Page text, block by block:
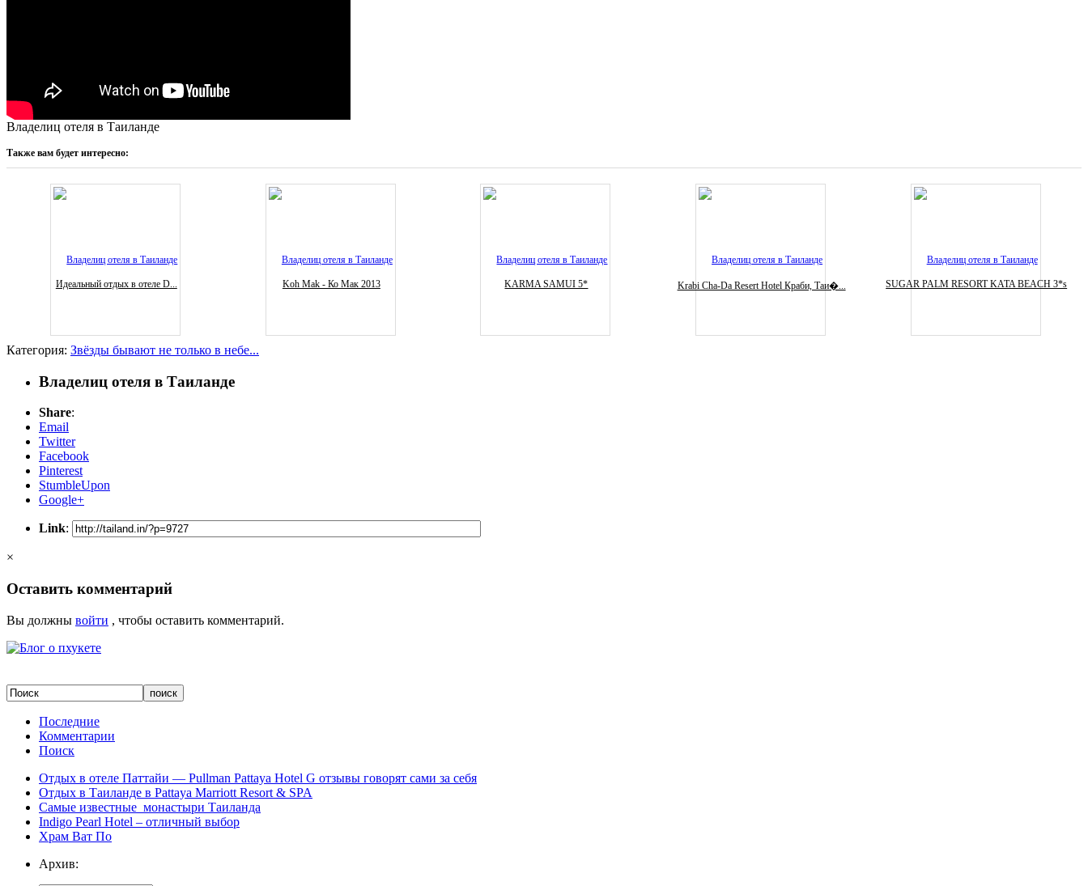
Владелиц отеля в Таиланде
Также вам будет интересно:
Идеальный отдых в отеле D... Koh Mak - Ко Мак 2013 KARMA SAMUI 5* Krabi Cha-Da Resert Hotel Краби, Таи�... SUGAR PALM RESORT KATA BEACH 3*s
Категория: Звёзды бывают не только в небе...
Владелиц отеля в Таиланде
Share:
Email
Twitter
Facebook
Pinterest
StumbleUpon
Google+
Link:
×
Оставить комментарий
Вы должны войти , чтобы оставить комментарий.
Последние
Комментарии
Поиск
Отдых в отеле Паттайи — Pullman Pattaya Hotel G отзывы говорят сами за себя
Отдых в Таиланде в Pattaya Marriott Resort & SPA
Самые известные монастыри Таиланда
Indigo Pearl Hotel – отличный выбор
Храм Ват По
Архив: